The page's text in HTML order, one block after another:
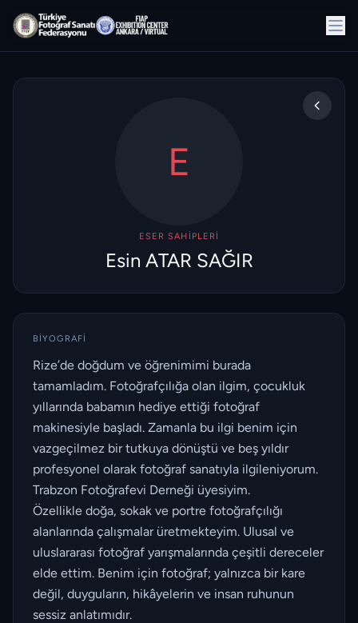
E
ESER SAHIPLERI
Esin ATAR SAĞIR
BIYOGRAFI
Rize’de doğdum ve öğrenimimi burada
tamamladım. Fotoğrafçılığa olan ilgim, çocukluk
yıllarında babamın hediye ettiği fotoğraf
makinesiyle başladı. Zamanla bu ilgi benim için
vazgeçilmez bir tutkuya dönüştü ve beş yıldır
profesyonel olarak fotoğraf sanatıyla ilgileniyorum.
Trabzon Fotoğrafevi Derneği üyesiyim.
Özellikle doğa, sokak ve portre fotoğrafçılığı
alanlarında çalışmalar üretmekteyim. Ulusal ve
uluslararası fotoğraf yarışmalarında çeşitli dereceler
elde ettim. Benim için fotoğraf; yalnızca bir kare
değil, duyguların, hikâyelerin ve insan ruhunun
sessiz anlatımıdır.